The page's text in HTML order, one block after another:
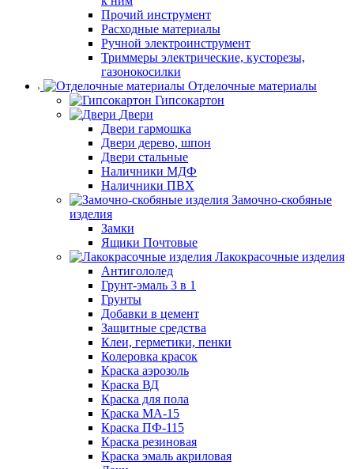
Прочий инструмент
Расходные материалы
Ручной электроинструмент
Триммеры электрические, кусторезы,
газонокосилки
Отделочные материалы
Гипсокартон
Двери
Двери гармошка
Двери дерево, шпон
Двери стальные
Наличники МДФ
Наличники ПВХ
Замочно-скобяные
изделия
Замки
Ящики Почтовые
Лакокрасочные изделия
Антигололед
Грунт-эмаль 3 в 1
Грунты
Добавки в цемент
Защитные средства
Клеи, герметики, пенки
Колеровка красок
Краска аэрозоль
Краска ВД
Краска для пола
Краска МА-15
Краска ПФ-115
Краска резиновая
Краска эмаль акриловая